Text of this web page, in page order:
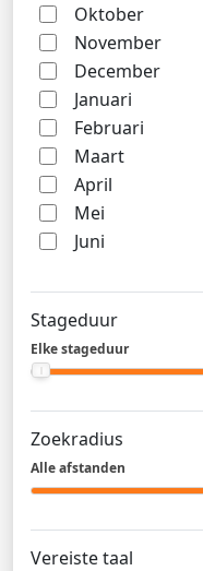
Oktober
November
December
Januari
Februari
Maart
April
Mei
Juni
Stageduur
Elke stageduur
Zoekradius
Alle afstanden
Vereiste taal